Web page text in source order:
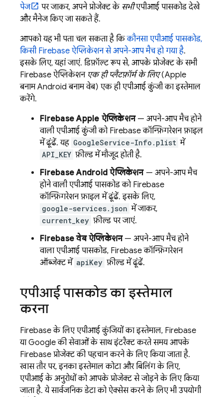
पेज
पर जाकर, अपने प्रोजेक्ट के सभीएपीआई पासकोड देखे
और मैनेज किए जा सकते हैं.
आपको यह भी पता चल सकता है किकौनसा एपीआई पासकोड,
किसी Firebase ऐप्लिकेशन से अपने-आप मैच हो गया है.
इसके लिए, यहां जाएं. डिफ़ॉल्ट रूप से, आपके प्रोजेक्ट के सभी
Firebase ऐप्लिकेशन एक ही प्लैटफ़ॉर्म के लिए(Apple
बनाम Android बनाम वेब) एक ही एपीआई कुंजी का इस्तेमाल
करेंगे.
Firebase Apple ऐप्लिकेशन— अपने-आप मैच होने
वाली एपीआई कुंजी को Firebase कॉन्फ़िगरेशन फ़ाइल
में ढूंढें. यह GoogleService-Info.plist में
API_KEY फ़ील्ड में मौजूद होती है.
Firebase Android ऐप्लिकेशन— अपने-आप मैच
होने वाली एपीआई पासकोड को Firebase
कॉन्फ़िगरेशन फ़ाइल में ढूंढें. इसके लिए,
google-services.json में जाकर,
current_key फ़ील्ड पर जाएं.
Firebase वेब ऐप्लिकेशन— अपने-आप मैच होने
वाला एपीआई पासकोड, Firebase कॉन्फ़िगरेशन
ऑब्जेक्ट में apiKey फ़ील्ड में ढूंढें.
एपीआई पासकोड का इस्तेमाल
करना
Firebase के लिए एपीआई कुंजियों का इस्तेमाल, Firebase
या Google की सेवाओं के साथ इंटरैक्ट करते समय आपके
Firebase प्रोजेक्ट की पहचान करने के लिए किया जाता है.
खास तौर पर, इनका इस्तेमाल कोटा और बिलिंग के लिए,
एपीआई के अनुरोधों को आपके प्रोजेक्ट से जोड़ने के लिए किया
जाता है. ये सार्वजनिक डेटा को ऐक्सेस करने के लिए भी उपयोगी